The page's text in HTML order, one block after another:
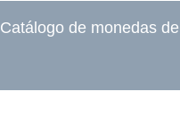
Catálogo de monedas